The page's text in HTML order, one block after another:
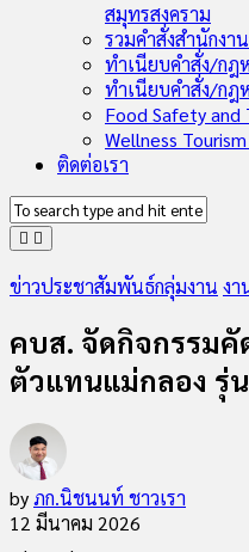
สมุทรสงคราม
รวมคำสั่งสำนักงา
ทำเนียบคำสั่ง/กฎ
ทำเนียบคำสั่ง/กฎ
Food Safety and
Wellness
ติดต่อเรา
ข่าวประชาสัมพันธ์กลุ่มงาน งา
คบส. จัดกิจกรรมคั
ตัวแทนแม่กลอง รุ่
byภก.นิชนนท์ ชาวเรา
12 มีนาคม 2026